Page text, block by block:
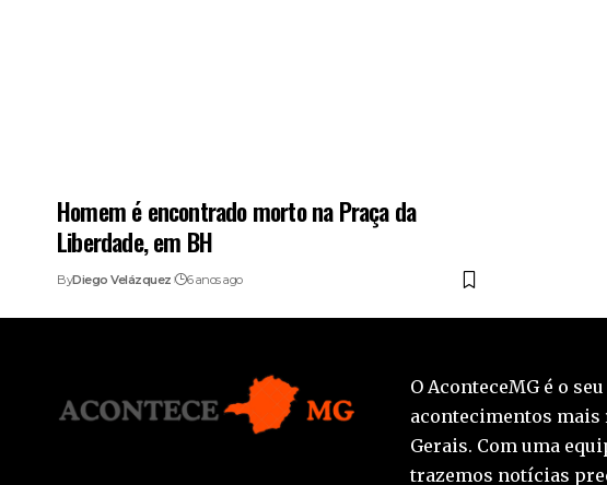
Homem é encontrado morto na Praça da
Liberdade, em BH
ByDiego Velázquez 6 anos ago
O AconteceMG é o
acontecimentos mais
Gerais. Com uma
trazemos notícias